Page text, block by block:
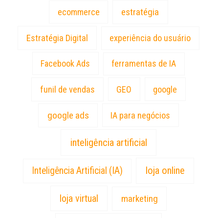
ecommerce estratégia
Estratégia Digital experiência do usuário
Facebook Ads ferramentas de IA
funil de vendas GEO google
google ads IA para negócios
inteligência artificial
Inteligência Artificial (IA) loja online
loja virtual marketing